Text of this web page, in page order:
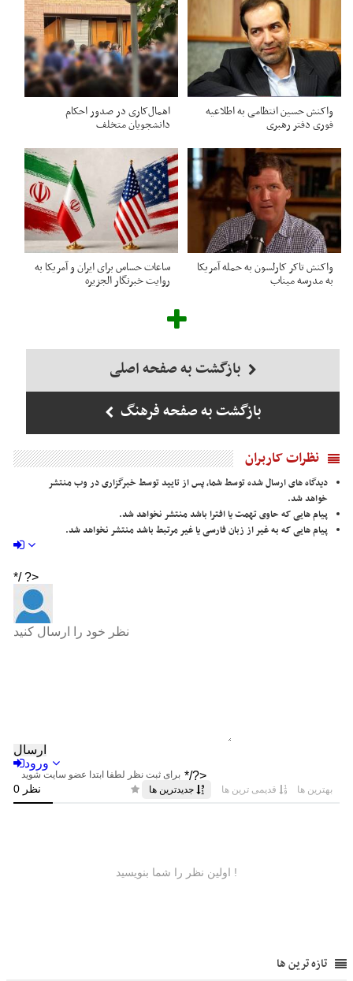
واکنش حسین انتظامی به اطلاعیه
فوری دفتر رهبری
اهمال‌کاری در صدور احکام‌
دانشجویان متخلف
واکنش تاکر کارلسون به حمله آمریکا
به مدرسه میناب
ساعات حساس برای ایران و آمریکا به
روایت خبرنگار الجزیره
بازگشت به صفحه اصلی
بازگشت به صفحه فرهنگ
نظرات کاربران
دیدگاه های ارسال شده توسط شما، پس از تایید توسط خبرگزاری در وب منتشر
خواهد شد.
پیام هایی که حاوی تهمت یا افترا باشد منتشر نخواهد شد.
پیام هایی که به غیر از زبان فارسی یا غیر مرتبط باشد منتشر نخواهد شد.
تازه ترین ها